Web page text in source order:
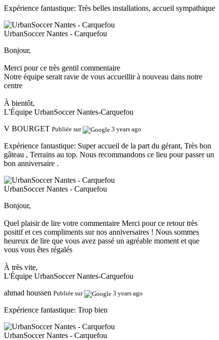
Expérience fantastique: Très belles installations, accueil sympathique
UrbanSoccer Nantes - Carquefou
Bonjour,
Merci pour ce très gentil commentaire
Notre équipe serait ravie de vous accueillir à nouveau dans notre
centre
À bientôt,
L'Équipe UrbanSoccer Nantes-Carquefou
V BOURGET Publiée sur 3 years ago
Expérience fantastique: Super accueil de la part du gérant, Très bon
gâteau , Terrains au top. Nous recommandons ce lieu pour passer un
bon anniversaire .
UrbanSoccer Nantes - Carquefou
Bonjour,
Quel plaisir de lire votre commentaire Merci pour ce retour très
positif et ces compliments sur nos anniversaires ! Nous sommes
heureux de lire que vous avez passé un agréable moment et que
vous vous êtes régalés
À très vite,
L'Équipe UrbanSoccer Nantes-Carquefou
ahmad houssen Publiée sur 3 years ago
Expérience fantastique: Trop bien
UrbanSoccer Nantes - Carquefou